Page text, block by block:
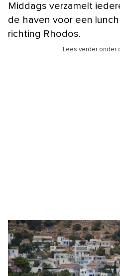
Middags verzamelt
de haven voor een
richting Rhodos.
Lees verder onder